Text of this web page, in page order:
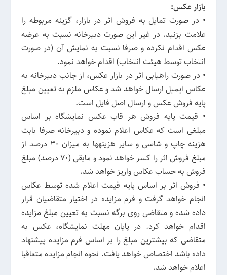
بازار عکس:
• در صورت تمایل به فروش اثر در بازار، گزینه مربوطه را
علامت بزنید. در غیر این صورت دبیرخانه نسبت به عرضه
عکس اقدام نکرده و صرفا نسبت به نمایش آن (در صورت
انتخاب توسط هیئت انتخاب) اقدام خواهد نمود.
• در صورت راهیابی اثر در بازار عکس، از جانب دبیرخانه به
عکاس ایمیل ارسال خواهد شد و عکاس ملزم به تعیین مبلغ
پایه فروش عکس و ارسال اصل فایل است.
• قیمت پایه فروش هر قاب عکس نمایشگاه بر اساس
مبلغی است که عکاس اعلام نموده و دبیرخانه صرفا بابت
هزینه چاپ و شاسی و سایر هزینهها به میزان 30 درصد از
مبلغ فروش اثر را کسر خواهد نمود و مابقی (70 درصد) مبلغ
فروش به حساب عکاس واریز خواهد شد.
• فروش اثر بر اساس پایه قیمت اعلام شده توسط عکاس
انجام خواهد گرفت و فرم مزایده در اختیار متقاضیان قرار
داده شده و متقاضی روی برگه نسبت به تعیین مبلغ مزایده
اقدام خواهد کرد. در پایان مهلت نمایشگاه، عکس به
متقاضی که بیشترین مبلغ را بر اساس فرم مزایده پیشنهاد
داده باشد اختصاص خواهد یافت. نحوه انجام مزایده متعاقبا
اعلام خواهد شد.